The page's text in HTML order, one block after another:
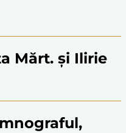
Mărt. și Ilirie